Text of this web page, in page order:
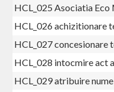
HCL_025 Asociatia
HCL_026 achizitionare
HCL_027 concesionare
HCL_028 intocmire act
HCL_029 atribuire